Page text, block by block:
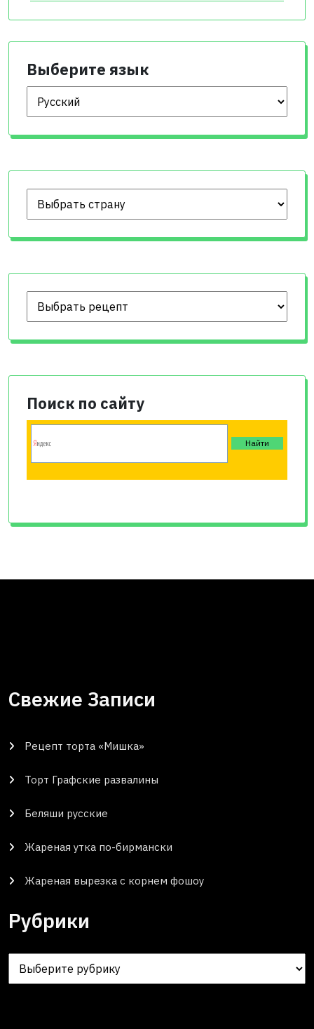
Выберите язык
Выберите язык
Поиск по сайту
Свежие Записи
Рецепт торта «Мишка»
Торт Графские развалины
Беляши русские
Жареная утка по-бирмански
Жареная вырезка с корнем фошоу
Рубрики
Рубрики